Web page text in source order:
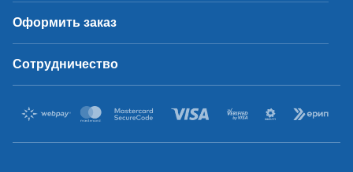
Оформить заказ
Сотрудничество